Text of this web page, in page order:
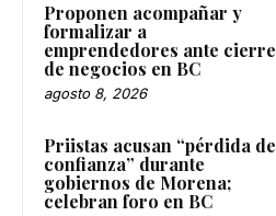
Proponen acompañar y
formalizar a
emprendedores ante cierre
de negocios en BC
agosto 8, 2026
Priistas acusan “pérdida de
confianza” durante
gobiernos de Morena;
celebran foro en BC